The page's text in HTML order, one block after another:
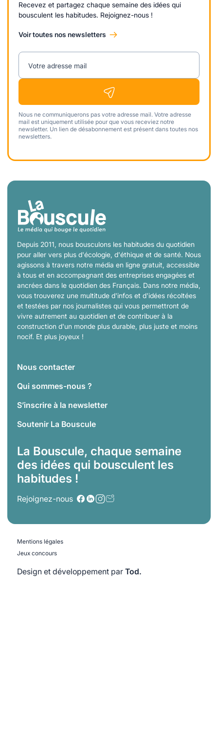
Recevez et partagez chaque semaine des idées qui
bousculent les habitudes. Rejoignez-nous !
Voir toutes nos newsletters
Votre adresse mail
Nous ne communiquerons pas votre adresse mail. Votre adresse
mail est uniquement utilisée pour que vous receviez notre
newsletter. Un lien de désabonnement est présent dans toutes nos
newsletters.
Depuis 2011, nous bousculons les habitudes du quotidien
pour aller vers plus d'écologie, d'éthique et de santé. Nous
agissons à travers notre média en ligne gratuit, accessible
à tous et en accompagnant des entreprises engagées et
ancrées dans le quotidien des Français. Dans notre média,
vous trouverez une multitude d'infos et d'idées récoltées
et testées par nos journalistes qui vous permettront de
vivre autrement au quotidien et de contribuer à la
construction d'un monde plus durable, plus juste et moins
nocif. Et plus joyeux !
Nous contacter
Qui sommes-nous ?
S’inscrire à la newsletter
Soutenir La Bouscule
La Bouscule, chaque semaine
des idées qui bousculent les
habitudes !
Rejoignez-nous
Mentions légales
Jeux concours
Design et développement par Tod.